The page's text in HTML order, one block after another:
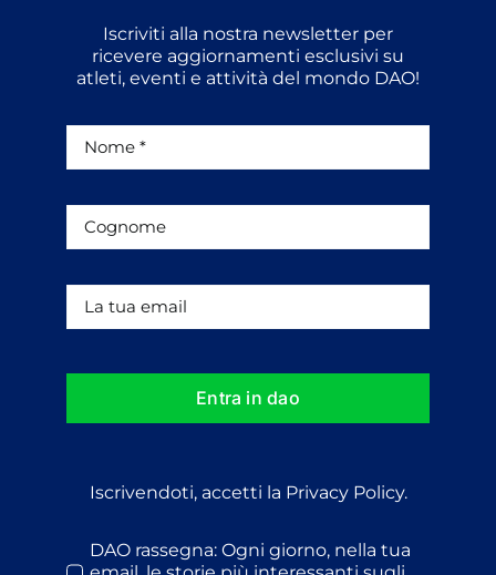
Iscriviti alla nostra newsletter per
ricevere aggiornamenti esclusivi su
atleti, eventi e attività del mondo DAO!
Entra in dao
Iscrivendoti, accetti la Privacy Policy.
DAO rassegna: Ogni giorno, nella tua